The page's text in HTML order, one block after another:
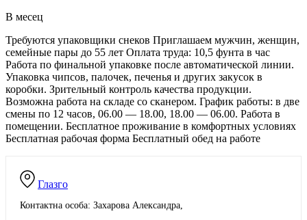
В месец
Глазго
Контактна особа: Захарова Александра,
Требуются упаковщики снеков Приглашаем мужчин, женщин,
семейные пары до 55 лет Оплата труда: 10,5 фунта в час
Работа по финальной упаковке после автоматической линии.
Упаковка чипсов, палочек, печенья и других закусок в
коробки. Зрительный контроль качества продукции.
Возможна работа на складе со сканером. График работы: в две
смены по 12 часов, 06.00 — 18.00, 18.00 — 06.00. Работа в
помещении. Бесплатное проживание в комфортных условиях
Бесплатная рабочая форма Бесплатный обед на работе